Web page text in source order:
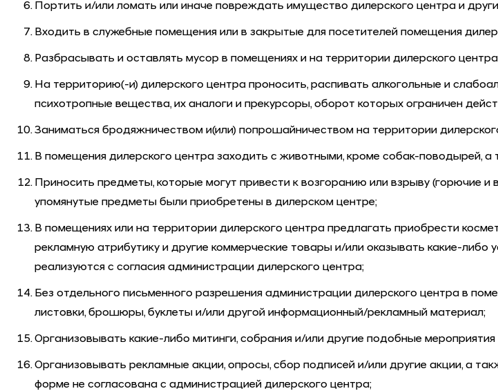
Портить и/или ломать или иначе повреждать имущество дилерского центра и
Входить в служебные помещения или в закрытые для посетителей помещения
Разбрасывать и оставлять мусор в помещениях и на территории дилерского
На территорию(-и) дилерского центра проносить, распивать алкогольные и
психотропные вещества, их аналоги и прекурсоры, оборот которых ограничен
Заниматься бродяжничеством и(или) попрошайничеством на территории
В помещения дилерского центра заходить с животными, кроме собак-поводырей,
Приносить предметы, которые могут привести к возгоранию или взрыву (горючие
упомянутые предметы были приобретены в дилерском центре;
В помещениях или на территории дилерского центра предлагать приобрести
рекламную атрибутику и другие коммерческие товары и/или оказывать какие-либо
реализуются с согласия администрации дилерского центра;
Без отдельного письменного разрешения администрации дилерского центра в
листовки, брошюры, буклеты и/или другой информационный/рекламный материал;
Организовывать какие-либо митинги, собрания и/или другие подобные
Организовывать рекламные акции, опросы, сбор подписей и/или другие акции, а
форме не согласована с администрацией дилерского центра;